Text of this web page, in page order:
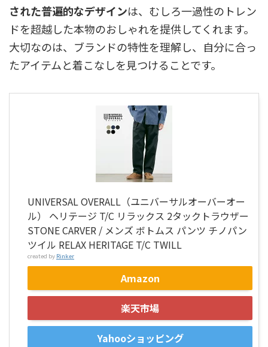
された普遍的なデザインは、むしろ一過性のトレン
ドを超越した本物のおしゃれを提供してくれます。
大切なのは、ブランドの特性を理解し、自分に合っ
たアイテムと着こなしを見つけることです。
UNIVERSAL OVERALL（ユニバーサルオーバーオー
ル） ヘリテージ T/C リラックス 2タックトラウザー
STONE CARVER / メンズ ボトムス パンツ チノパン
ツイル RELAX HERITAGE T/C TWILL
created by Rinker
Amazon
楽天市場
Yahooショッピング